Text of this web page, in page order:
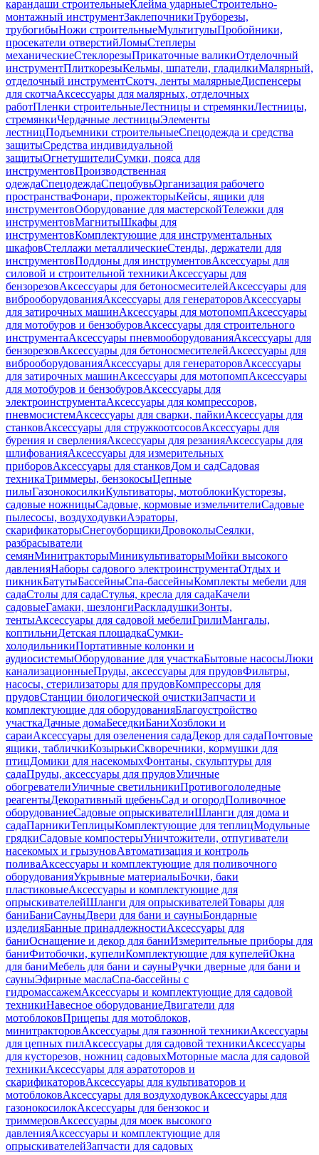
карандаши строительныеКлейма ударныеСтроительно-
монтажный инструментЗаклепочникиТруборезы,
трубогибыНожи строительныеМультитулыПробойники,
просекатели отверстийЛомыСтеплеры
механическиеСтеклорезыПрикаточные валикиОтделочный
инструментПлиткорезыКельмы, шпатели, гладилкиМалярный,
отделочный инструментСкотч, ленты малярныеДиспенсеры
для скотчаАксессуары для малярных, отделочных
работПленки строительныеЛестницы и стремянкиЛестницы,
стремянкиЧердачные лестницыЭлементы
лестницПодъемники строительныеСпецодежда и средства
защитыСредства индивидуальной
защитыОгнетушителиСумки, пояса для
инструментовПроизводственная
одеждаСпецодеждаСпецобувьОрганизация рабочего
пространстваФонари, прожекторыКейсы, ящики для
инструментовОборудование для мастерскойТележки для
инструментовМагнитыШкафы для
инструментовКомплектующие для инструментальных
шкафовСтеллажи металлическиеСтенды, держатели для
инструментовПоддоны для инструментовАксессуары для
силовой и строительной техникиАксессуары для
бензорезовАксессуары для бетоносмесителейАксессуары для
виброоборудованияАксессуары для генераторовАксессуары
для затирочных машинАксессуары для мотопомпАксессуары
для мотобуров и бензобуровАксессуары для строительного
инструментаАксессуары пневмооборудованияАксессуары для
бензорезовАксессуары для бетоносмесителейАксессуары для
виброоборудованияАксессуары для генераторовАксессуары
для затирочных машинАксессуары для мотопомпАксессуары
для мотобуров и бензобуровАксессуары для
электроинструментаАксессуары для компрессоров,
пневмосистемАксессуары для сварки, пайкиАксессуары для
станковАксессуары для стружкоотсосовАксессуары для
бурения и сверленияАксессуары для резанияАксессуары для
шлифованияАксессуары для измерительных
приборовАксессуары для станковДом и садСадовая
техникаТриммеры, бензокосыЦепные
пилыГазонокосилкиКультиваторы, мотоблокиКусторезы,
садовые ножницыСадовые, кормовые измельчителиСадовые
пылесосы, воздуходувкиАэраторы,
скарификаторыСнегоуборщикиДровоколыСеялки,
разбрасыватели
семянМинитракторыМиникультиваторыМойки высокого
давленияНаборы садового электроинструментаОтдых и
пикникБатутыБассейныСпа-бассейныКомплекты мебели для
садаСтолы для садаСтулья, кресла для садаКачели
садовыеГамаки, шезлонгиРаскладушкиЗонты,
тентыАксессуары для садовой мебелиГрилиМангалы,
коптильниДетская площадкаСумки-
холодильникиПортативные колонки и
аудиосистемыОборудование для участкаБытовые насосыЛюки
канализационныеПруды, аксессуары для прудовФильтры,
насосы, стерилизаторы для прудовКомпрессоры для
прудовСтанции биологической очисткиЗапчасти и
комплектующие для оборудованияБлагоустройство
участкаДачные домаБеседкиБаниХозблоки и
сараиАксессуары для озеленения садаДекор для садаПочтовые
ящики, табличкиКозырькиСкворечники, кормушки для
птицДомики для насекомыхФонтаны, скульптуры для
садаПруды, аксессуары для прудовУличные
обогревателиУличные светильникиПротивогололедные
реагентыДекоративный щебеньСад и огородПоливочное
оборудованиеСадовые опрыскивателиШланги для дома и
садаПарникиТеплицыКомплектующие для теплицМодульные
грядкиСадовые компостерыУничтожители, отпугиватели
насекомых и грызуновАвтоматизация и контроль
поливаАксессуары и комплектующие для поливочного
оборудованияУкрывные материалыБочки, баки
пластиковыеАксессуары и комплектующие для
опрыскивателейШланги для опрыскивателейТовары для
баниБаниСауныДвери для бани и сауныБондарные
изделияБанные принадлежностиАксессуары для
баниОснащение и декор для баниИзмерительные приборы для
баниФитобочки, купелиКомплектующие для купелейОкна
для баниМебель для бани и сауныРучки дверные для бани и
сауныЭфирные маслаСпа-бассейны с
гидромассажемАксессуары и комплектующие для садовой
техникиНавесное оборудованиеДвигатели для
мотоблоковПрицепы для мотоблоков,
минитракторовАксессуары для газонной техникиАксессуары
для цепных пилАксессуары для садовой техникиАксессуары
для кусторезов, ножниц садовыхМоторные масла для садовой
техникиАксессуары для аэратоторов и
скарификаторовАксессуары для культиваторов и
мотоблоковАксессуары для воздуходувокАксессуары для
газонокосилокАксессуары для бензокос и
триммеровАксессуары для моек высокого
давленияАксессуары и комплектующие для
опрыскивателейЗапчасти для садовых